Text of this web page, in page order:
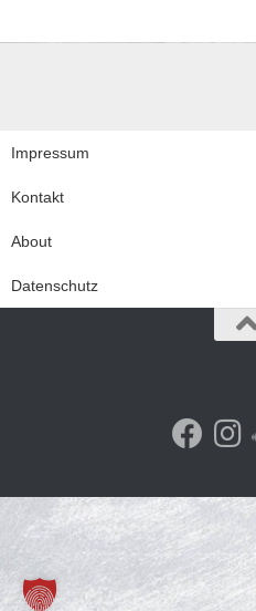
Impressum
Kontakt
About
Datenschutz